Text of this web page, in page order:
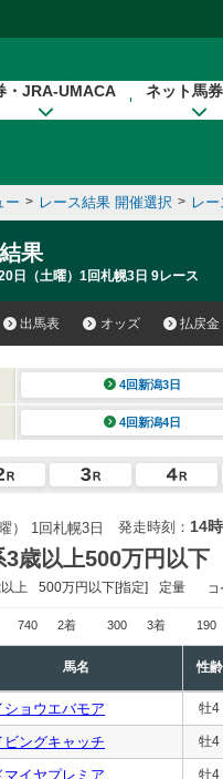
・JRA-UMACA ネット馬
ー > レース結果 開催選択 > レ
果
日（土曜）1回札幌3日 9レース
出馬表 オッズ 払戻金
4回新潟3日
4回新潟4日
） 1回札幌3日 発走時刻： 14
3歳以上500万円以下
上 500万円以下[指定] 定量
740 2着 300 3着 190
馬名 性齢
ショウエバモア 牡4
ビングキャッチ 牡4
マイヤプレミア 牡4